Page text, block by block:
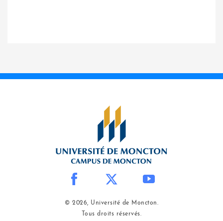
© 2026, Université de Moncton.
Tous droits réservés.